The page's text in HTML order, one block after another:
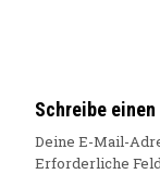
Schreibe
Deine E-Mail-
Erforderliche